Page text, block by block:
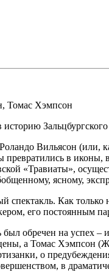
, Томас Хэмпсон
Вильясон (или,
превратились в иконы,
«Травиаты»,
ясному,
спектакль. Как
его постоянным
был обречен на успех
а Томас Хэмпсон
о
в